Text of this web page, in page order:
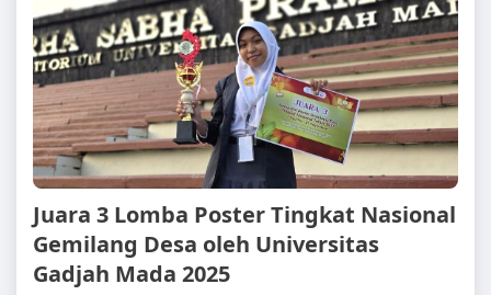
Juara 3 Lomba Poster Tingkat Nasional
Gemilang Desa oleh Universitas
Gadjah Mada 2025